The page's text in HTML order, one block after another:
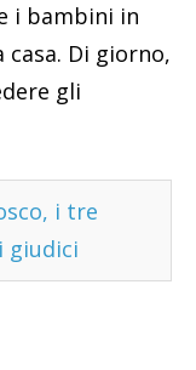
i bambini in
Di giorno,
gli
i tre
giudici